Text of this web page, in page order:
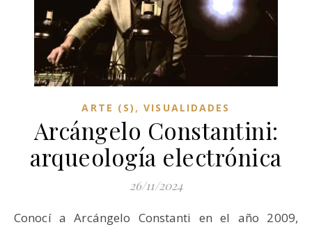
ARTE (S) ,VISUALIDADES
Arcángelo Constantini:
arqueología electrónica
26/11/2024
Conocí a Arcángelo Constanti en el año 2009,